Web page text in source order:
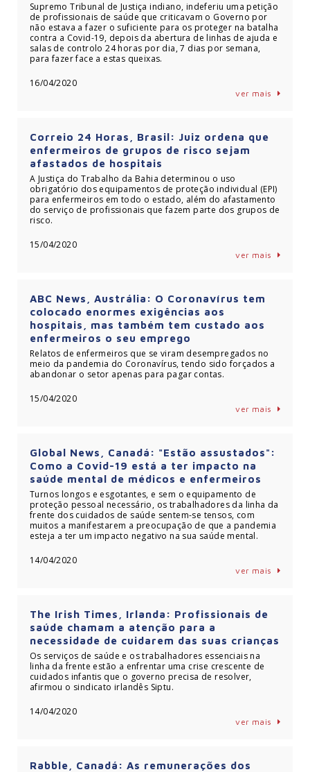
Supremo Tribunal de Justiça indiano, indeferiu uma petição
de profissionais de saúde que criticavam o Governo por
não estava a fazer o suficiente para os proteger na batalha
contra a Covid-19, depois da abertura de linhas de ajuda e
salas de controlo 24 horas por dia, 7 dias por semana,
para fazer face a estas queixas.
16/04/2020
ver mais
Correio 24 Horas, Brasil: Juiz ordena que
enfermeiros de grupos de risco sejam
afastados de hospitais
A Justiça do Trabalho da Bahia determinou o uso
obrigatório dos equipamentos de proteção individual (EPI)
para enfermeiros em todo o estado, além do afastamento
do serviço de profissionais que fazem parte dos grupos de
risco.
15/04/2020
ver mais
ABC News, Austrália: O Coronavírus tem
colocado enormes exigências aos
hospitais, mas também tem custado aos
enfermeiros o seu emprego
Relatos de enfermeiros que se viram desempregados no
meio da pandemia do Coronavírus, tendo sido forçados a
abandonar o setor apenas para pagar contas.
15/04/2020
ver mais
Global News, Canadá: "Estão assustados":
Como a Covid-19 está a ter impacto na
saúde mental de médicos e enfermeiros
Turnos longos e esgotantes, e sem o equipamento de
proteção pessoal necessário, os trabalhadores da linha da
frente dos cuidados de saúde sentem-se tensos, com
muitos a manifestarem a preocupação de que a pandemia
esteja a ter um impacto negativo na sua saúde mental.
14/04/2020
ver mais
The Irish Times, Irlanda: Profissionais de
saúde chamam a atenção para a
necessidade de cuidarem das suas crianças
Os serviços de saúde e os trabalhadores essenciais na
linha da frente estão a enfrentar uma crise crescente de
cuidados infantis que o governo precisa de resolver,
afirmou o sindicato irlandês Siptu.
14/04/2020
ver mais
Rabble, Canadá: As remunerações dos